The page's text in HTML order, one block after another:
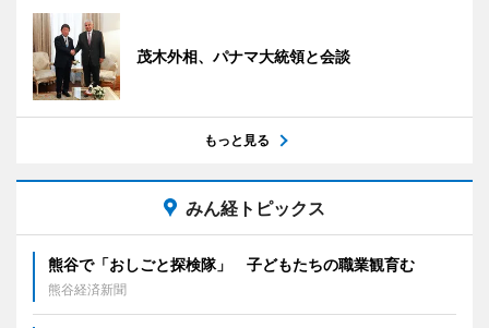
茂木外相、パナマ大統領と会談
もっと見る
みん経トピックス
熊谷で「おしごと探検隊」 子どもたちの職業観育む
熊谷経済新聞